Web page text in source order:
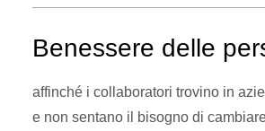
Benessere delle
affinché i collaboratori trovino in
e non sentano il bisogno di